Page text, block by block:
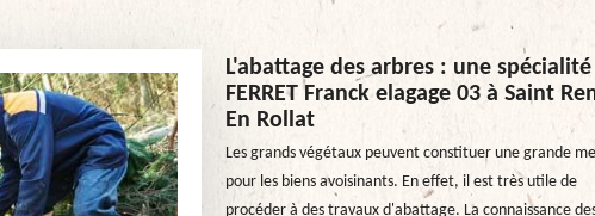
L'abattage des arbres : une
FERRET Franck elagage 03 à Saint
En Rollat
Les grands végétaux peuvent constituer une grande
pour les biens avoisinants. En effet, il est très utile de
procéder à des travaux d'abattage. La connaissance